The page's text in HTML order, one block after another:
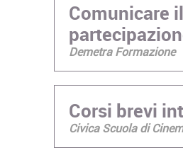
Comunicare
Demetra Formazione
Corsi brevi
Civica Scuola di